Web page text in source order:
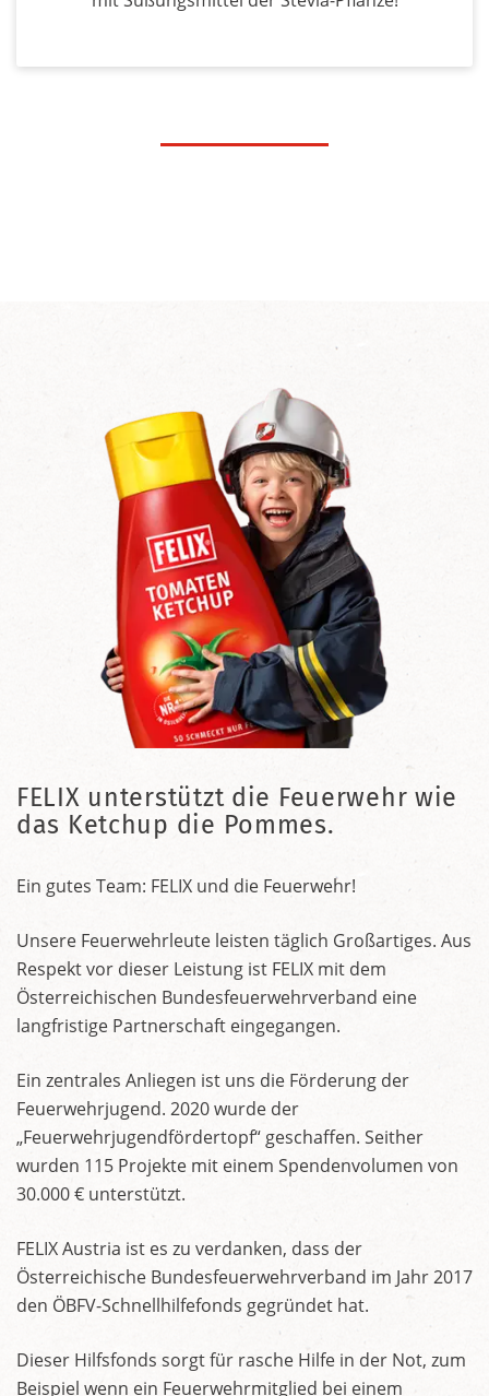
FELIX unterstützt die Feuerwehr wie
das Ketchup die Pommes.
Ein gutes Team: FELIX und die Feuerwehr!
Unsere Feuerwehrleute leisten täglich Großartiges. Aus
Respekt vor dieser Leistung ist FELIX mit dem
Österreichischen Bundesfeuerwehrverband eine
langfristige Partnerschaft eingegangen.
Ein zentrales Anliegen ist uns die Förderung der
Feuerwehrjugend. 2020 wurde der
„Feuerwehrjugendfördertopf“ geschaffen. Seither
wurden 115 Projekte mit einem Spendenvolumen von
30.000 € unterstützt.
FELIX Austria ist es zu verdanken, dass der
Österreichische Bundesfeuerwehrverband im Jahr 2017
den ÖBFV-Schnellhilfefonds gegründet hat.
Dieser Hilfsfonds sorgt für rasche Hilfe in der Not, zum
Beispiel wenn ein Feuerwehrmitglied bei einem